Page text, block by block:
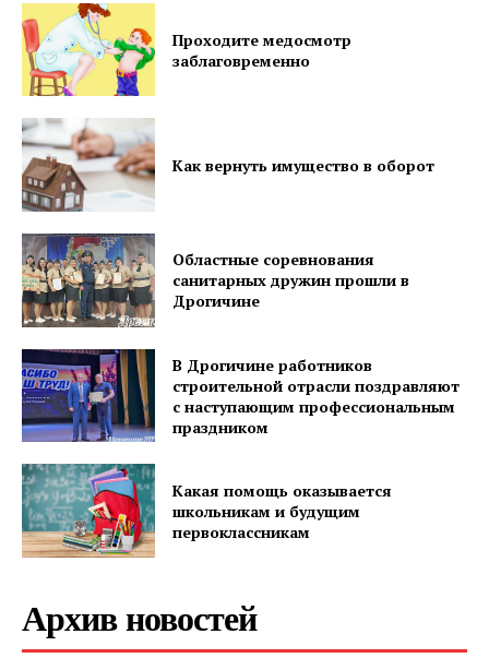
Контакты
Правила использования материалов
Электронные обращения
Проходите медосмотр
заблаговременно
Как вернуть имущество в оборот
Областные соревнования
санитарных дружин прошли в
Дрогичине
В Дрогичине работников
строительной отрасли поздравляют
с наступающим профессиональным
праздником
Какая помощь оказывается
школьникам и будущим
первоклассникам
Архив новостей